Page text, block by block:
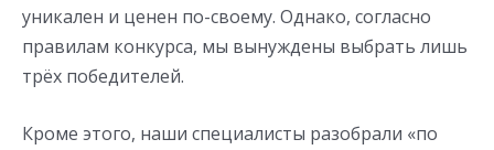
уникален и ценен по-своему. Однако, согласно
правилам конкурса, мы вынуждены выбрать лишь
трёх победителей.
Кроме этого, наши специалисты разобрали «по